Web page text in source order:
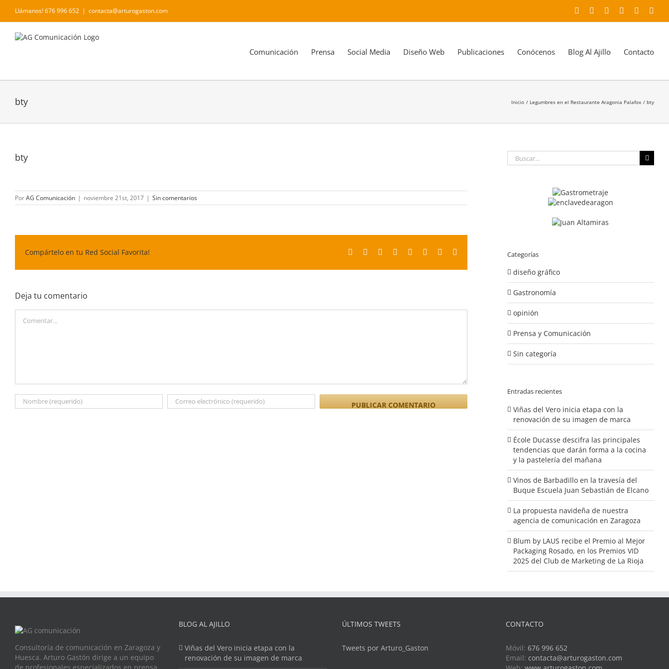
contenido
Llámanos! 676 996 652 | contacta@arturogaston.com Facebook YouTubeInstagramLinkedIn
Comunicación Prensa Social Media Diseño Web Publicaciones Conócenos Blog Al Ajillo Contacto
bty Inicio Legumbres en el Restaurante Aragonia Palafox bty
bty
PorAG Comunicación | noviembre 21st, 2017 | Sin comentarios
Compártelo en tu Red Social Favorita! Facebook Reddit LinkedIn
TumblrPinterest
Deja tu comentario
Buscar:
Categorías
diseño gráfico
Gastronomía
opinión
Prensa y Comunicación
Sin categoría
Entradas recientes
Viñas del Vero inicia etapa con la
renovación de su imagen de marca
École Ducasse descifra las principales
tendencias que darán forma a la cocina
y la pastelería del mañana
Vinos de Barbadillo en la travesía del
Buque Escuela Juan Sebastián de Elcano
La propuesta navideña de nuestra
agencia de comunicación en Zaragoza
Blum by LAUS recibe el Premio al Mejor
Packaging Rosado, en los Premios VID
2025 del Club de Marketing de La Rioja
Consultoría de comunicación en Zaragoza y
Huesca. Arturo Gastón dirige a un equipo
de profesionales especializados en prensa,
BLOG AL AJILLO
Viñas del Vero inicia etapa con la
renovación de su imagen de marca
ÚLTIMOS TWEETS
Tweets por Arturo_Gaston
CONTACTO
Móvil: 676 996 652
Email: contacta@arturogaston.com